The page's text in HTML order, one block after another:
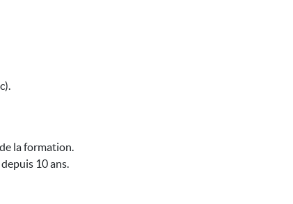
la formation.
10 ans.